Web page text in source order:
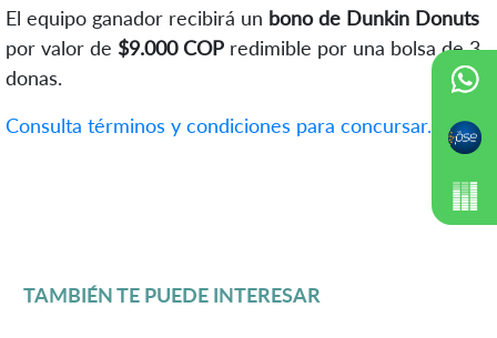
El equipo ganador recibirá un bono de Dunkin Donuts
por valor de $9.000 COP redimible por una bolsa de 3
donas.
Consulta términos y condiciones para concursar.
TAMBIÉN TE PUEDE INTERESAR